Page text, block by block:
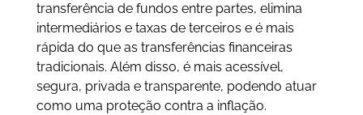
transferência de fundos entre partes, elimina
intermediários e taxas de terceiros e é mais
rápida do que as transferências financeiras
tradicionais. Além disso, é mais acessível,
segura, privada e transparente, podendo atuar
como uma proteção contra a inflação.